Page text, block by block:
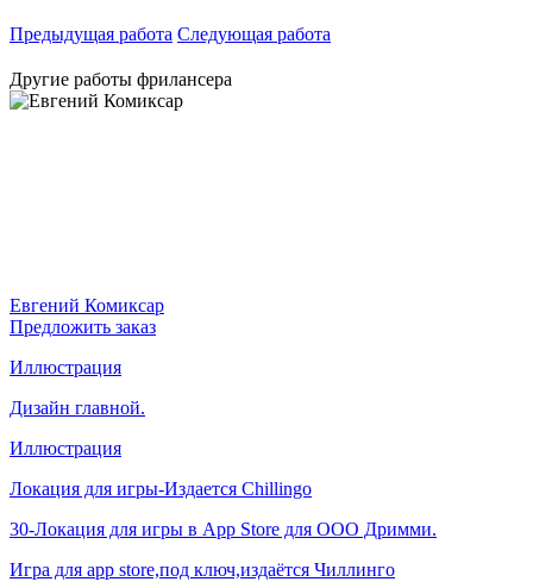
Предыдущая работа Следующая работа
Другие работы фрилансера
Евгений Комиксар
Предложить заказ
Иллюстрация
Дизайн главной.
Иллюстрация
Локация для игры-Издается Chillingo
30-Локация для игры в App Store для ООО Дримми.
Игра для app store,под ключ,издаётся Чиллинго